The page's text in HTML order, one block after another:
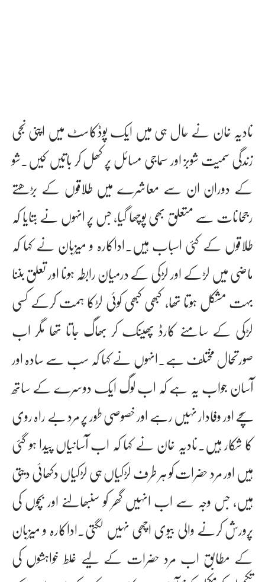
نادیہ خان نے حال ہی میں ایک پوڈکاسٹ میں اپنی نجی
زندگی سمیت شوبز اور سماجی مسائل پر کھل کر باتیں کیں۔شو
کے دوران ان سے معاشرے میں طلاقوں کے بڑھتے
رجحانات سے متعلق بھی پوچھا گیا، جس پر انہوں نے بتایا کہ
طلاقوں کے کئی اسباب ہیں۔اداکارہ و میزبان نے کہا کہ
ماضی میں لڑکے اور لڑکی کے درمیان رابطہ ہونا اور تعلق بننا
بہت مشکل ہوتا تھا، کبھی کبھی کوئی لڑکا ہمت کرکے کسی
لڑکی کے سامنے کارڈ پھینک کر بھاگ جاتا تھا مگر اب
صورتحال مختلف ہے۔انہوں نے کہا کہ سب سے سادہ اور
آسان جواب یہ ہے کہ اب لوگ ایک دوسرے کے ساتھ
سچے اور وفادار نہیں رہے اور خصوصی طور پر مرد بے راہ روی
کا شکار ہیں۔نادیہ خان نے کہا کہ اب آسانیاں پیدا ہو گئی
ہیں اور مرد حضرات کو ہر طرف لڑکیاں ہی لڑکیاں دکھائی دیتی
ہیں، جس وجہ سے اب انہیں گھر کو سنبھالنے اور بچوں کی
پرورش کرنے والی بیوی اچھی نہیں لگتی۔اداکارہ و میزبان
کے مطابق اب مرد حضرات کے لیے غلط خواہشوں کی